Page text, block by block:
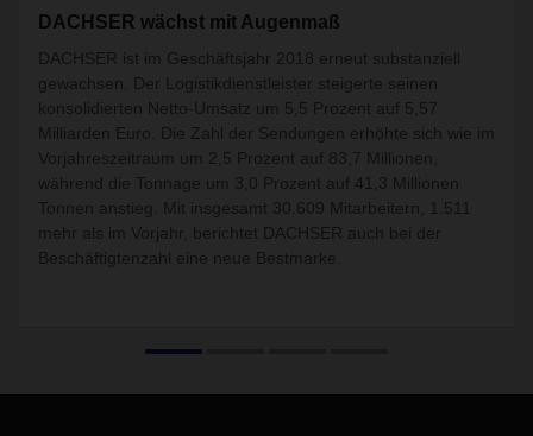
DACHSER wächst mit Augenmaß
DACHSER ist im Geschäftsjahr 2018 erneut substanziell
gewachsen. Der Logistikdienstleister steigerte seinen
konsolidierten Netto-Umsatz um 5,5 Prozent auf 5,57
Milliarden Euro. Die Zahl der Sendungen erhöhte sich wie im
Vorjahreszeitraum um 2,5 Prozent auf 83,7 Millionen,
während die Tonnage um 3,0 Prozent auf 41,3 Millionen
Tonnen anstieg. Mit insgesamt 30.609 Mitarbeitern, 1.511
mehr als im Vorjahr, berichtet DACHSER auch bei der
Beschäftigtenzahl eine neue Bestmarke.